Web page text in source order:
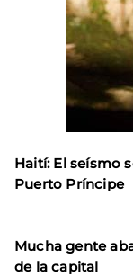
Haití: El seísmo
Puerto Príncipe
Mucha gente
de la capital